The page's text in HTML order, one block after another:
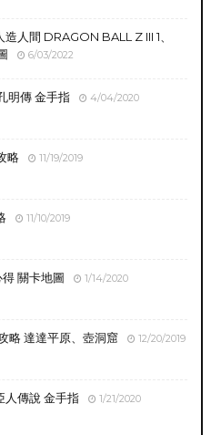
人間 DRAGON BALL Z III 1、
6/03/2022
明傳 金手指 4/04/2020
略 11/19/2019
11/10/2019
關卡地圖 1/14/2020
略 達達平原、壺洞窟 12/20/2019
人傳說 金手指 1/21/2020